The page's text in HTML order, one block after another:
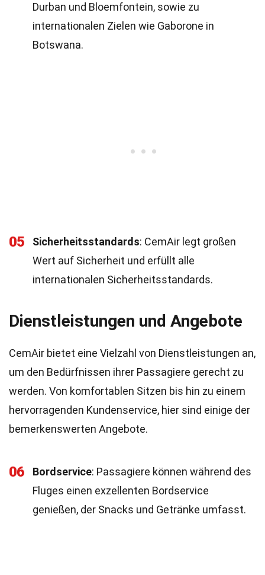
Durban und Bloemfontein, sowie zu
internationalen Zielen wie Gaborone in
Botswana.
05 Sicherheitsstandards: CemAir legt großen
Wert auf Sicherheit und erfüllt alle
internationalen Sicherheitsstandards.
Dienstleistungen und Angebote
CemAir bietet eine Vielzahl von Dienstleistungen an,
um den Bedürfnissen ihrer Passagiere gerecht zu
werden. Von komfortablen Sitzen bis hin zu einem
hervorragenden Kundenservice, hier sind einige der
bemerkenswerten Angebote.
06 Bordservice: Passagiere können während des
Fluges einen exzellenten Bordservice
genießen, der Snacks und Getränke umfasst.